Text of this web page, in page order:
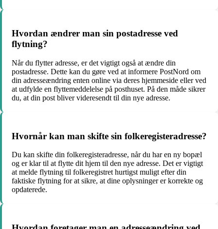
Hvordan ændrer man sin postadresse ved
flytning?
Når du flytter adresse, er det vigtigt også at ændre din
postadresse. Dette kan du gøre ved at informere PostNord om
din adresseændring enten online via deres hjemmeside eller ved
at udfylde en flyttemeddelelse på posthuset. På den måde sikrer
du, at din post bliver videresendt til din nye adresse.
Hvornår kan man skifte sin folkeregisteradresse?
Du kan skifte din folkeregisteradresse, når du har en ny bopæl
og er klar til at flytte dit hjem til den nye adresse. Det er vigtigt
at melde flytning til folkeregistret hurtigst muligt efter din
faktiske flytning for at sikre, at dine oplysninger er korrekte og
opdaterede.